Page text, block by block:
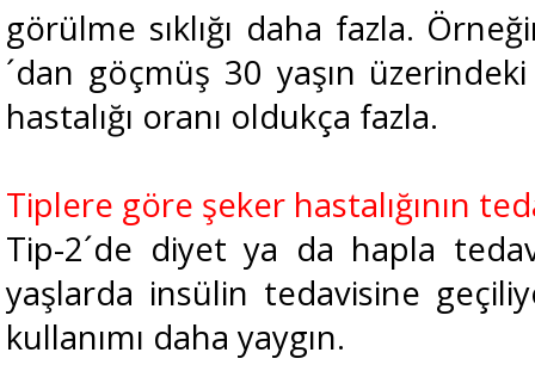
görülme sıklığı daha fazla.
´dan göçmüş 30 yaşın
hastalığı oranı oldukça fazla.
Tiplere göre şeker hastalığının
Tip-2´de diyet ya da hapla
yaşlarda insülin tedavisine
kullanımı daha yaygın.